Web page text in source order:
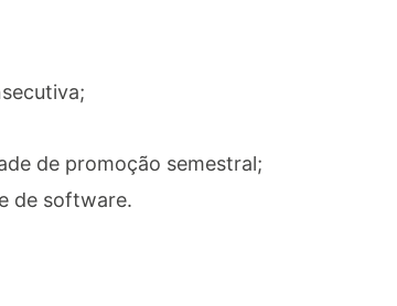
de promoção semestral;
de software.